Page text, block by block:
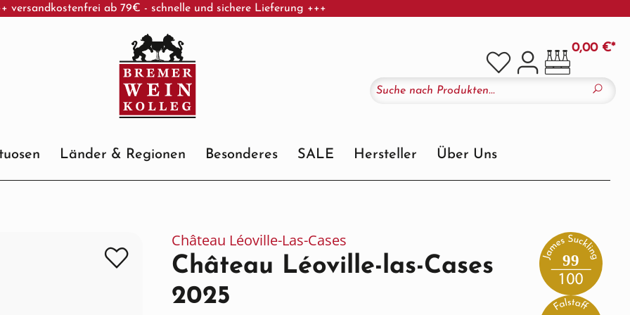
versandkostenfrei ab 79€ - schnelle und sichere Lieferung +++
0,00 €*
Länder & Regionen Besonderes SALE Hersteller Über Uns
Château Léoville-Las-Cases
Château Léoville-las-Cases
2025
99